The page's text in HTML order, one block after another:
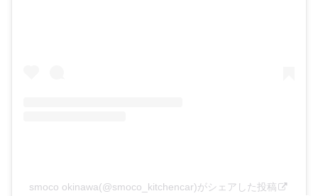
smoco okinawa(@smoco_kitchencar)がシェアした投稿